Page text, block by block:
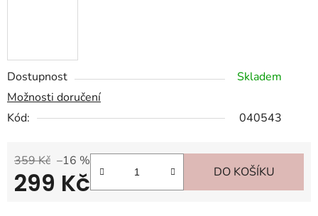
Dostupnost
Skladem
Možnosti doručení
Kód:
040543
359 Kč –16 %
299 Kč DO KOŠÍKU